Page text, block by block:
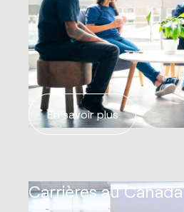
En savoir plus
Carrières au Canada